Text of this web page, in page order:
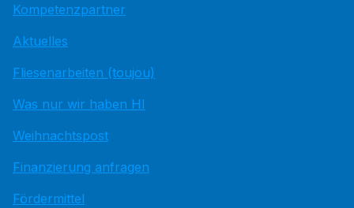
Kompetenzpartner
Aktuelles
Fliesenarbeiten (toujou)
Was nur wir haben HI
Weihnachtspost
Finanzierung anfragen
Fördermittel